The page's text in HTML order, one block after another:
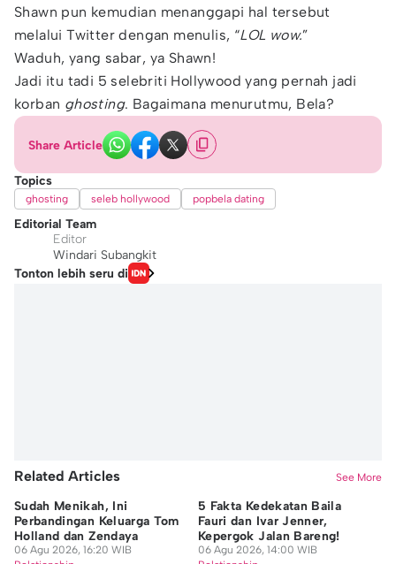
Shawn pun kemudian menanggapi hal tersebut
melalui Twitter dengan menulis, “LOL wow.”
Waduh, yang sabar, ya Shawn!
Jadi itu tadi 5 selebriti Hollywood yang pernah jadi
korban ghosting. Bagaimana menurutmu, Bela?
Share Article
Topics
ghosting seleb hollywood popbela dating
Editorial Team
Editor
Windari Subangkit
Tonton lebih seru di
Related Articles See More
Sudah Menikah, Ini
Perbandingan Keluarga Tom
Holland dan Zendaya
06 Agu 2026, 16:20 WIB
5 Fakta Kedekatan Baila
Fauri dan Ivar Jenner,
Kepergok Jalan Bareng!
06 Agu 2026, 14:00 WIB